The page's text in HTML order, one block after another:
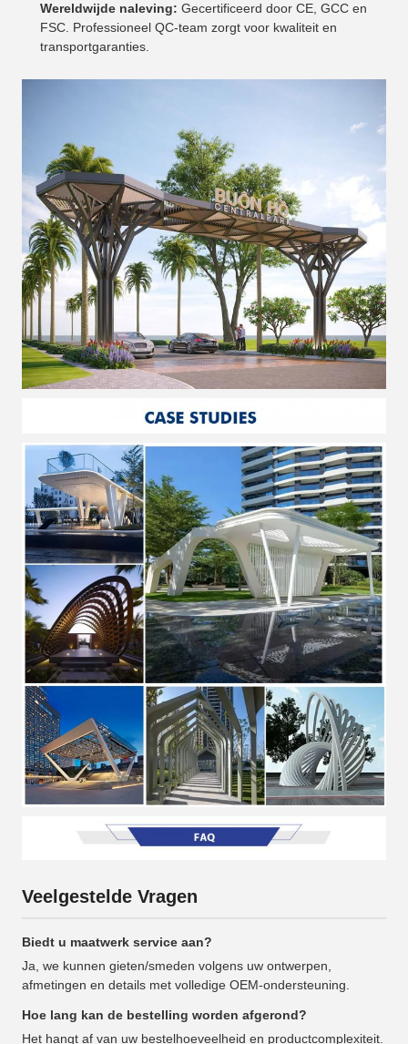
Wereldwijde naleving: Gecertificeerd door CE, GCC en
FSC. Professioneel QC-team zorgt voor kwaliteit en
transportgaranties.
Veelgestelde Vragen
Biedt u maatwerk service aan?
Ja, we kunnen gieten/smeden volgens uw ontwerpen,
afmetingen en details met volledige OEM-ondersteuning.
Hoe lang kan de bestelling worden afgerond?
Het hangt af van uw bestelhoeveelheid en productcomplexiteit.